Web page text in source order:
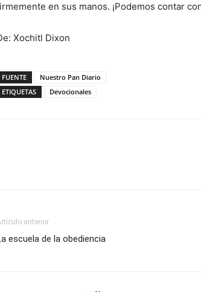
en sus manos. ¡Podemos contar
Xochitl Dixon
FUENTE
Nuestro Pan Diario
ETIQUETAS
Devocionales
anterior
escuela de la obediencia